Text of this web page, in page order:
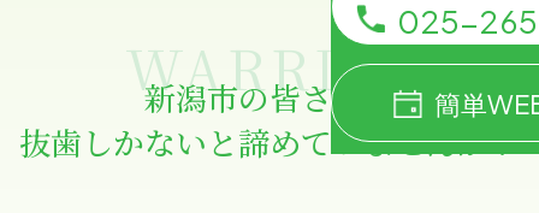
025-
簡単
WARRIES
新潟市の皆さまへ
抜歯しかないと諦めていませんか？